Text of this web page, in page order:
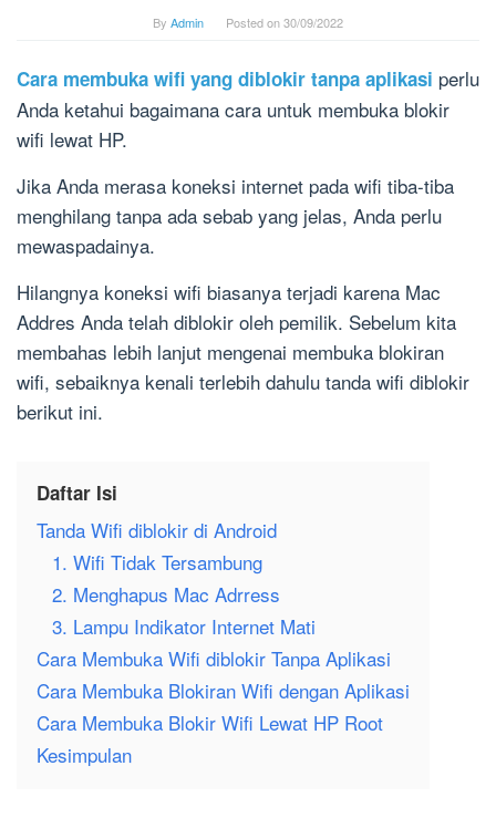
By Admin Posted on30/09/2022
Cara membuka wifi yang diblokir tanpa aplikasi perlu
Anda ketahui bagaimana cara untuk membuka blokir
wifi lewat HP.
Jika Anda merasa koneksi internet pada wifi tiba-tiba
menghilang tanpa ada sebab yang jelas, Anda perlu
mewaspadainya.
Hilangnya koneksi wifi biasanya terjadi karena Mac
Addres Anda telah diblokir oleh pemilik. Sebelum kita
membahas lebih lanjut mengenai membuka blokiran
wifi, sebaiknya kenali terlebih dahulu tanda wifi diblokir
berikut ini.
Daftar Isi
Tanda Wifi diblokir di Android
1. Wifi Tidak Tersambung
2. Menghapus Mac Adrress
3. Lampu Indikator Internet Mati
Cara Membuka Wifi diblokir Tanpa Aplikasi
Cara Membuka Blokiran Wifi dengan Aplikasi
Cara Membuka Blokir Wifi Lewat HP Root
Kesimpulan